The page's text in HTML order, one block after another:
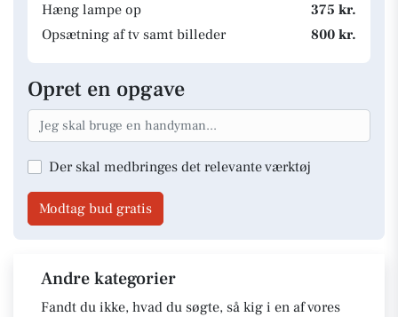
Hæng lampe op
375 kr.
Opsætning af tv samt billeder
800 kr.
Opret en opgave
Der skal medbringes det relevante værktøj
Modtag bud gratis
Andre kategorier
Fandt du ikke, hvad du søgte, så kig i en af vores